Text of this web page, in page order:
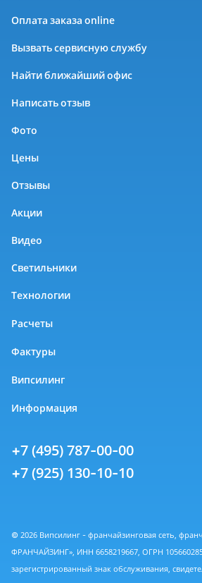
Оплата заказа online
Вызвать сервисную службу
Найти ближайший офис
Написать отзыв
Фото
Цены
Отзывы
Акции
Видео
Светильники
Технологии
Расчеты
Фактуры
Випсилинг
Информация
+7 (495) 787-00-00
+7 (925) 130-10-10
© 2026 Випсилинг - франчайзинговая сеть,
ФРАНЧАЙЗИНГ», ИНН 6658219667, ОГРН
зарегистрированный знак обслуживания,